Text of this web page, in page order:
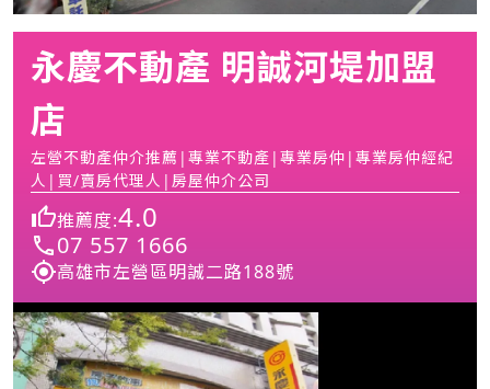
永慶不動產 明誠河堤加盟
店
左營不動產仲介推薦|專業不動產|專業房仲|專業房仲經紀
人|買/賣房代理人|房屋仲介公司
推薦度:4.0
07 557 1666
高雄市左營區明誠二路188號